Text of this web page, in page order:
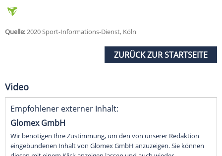
Quelle:2020 Sport-Informations-Dienst, Köln
ZURÜCK ZUR STARTSEITE
Video
Empfohlener externer Inhalt:
Glomex GmbH
Wir benötigen Ihre Zustimmung, um den von unserer Redaktion
eingebundenen Inhalt von Glomex GmbH anzuzeigen. Sie können